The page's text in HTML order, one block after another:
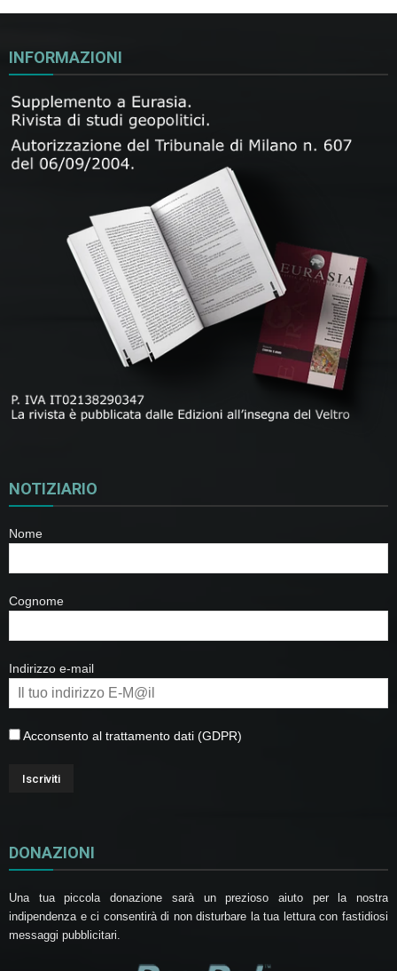
INFORMAZIONI
NOTIZIARIO
Nome
Cognome
Indirizzo e-mail
Acconsento al trattamento dati (GDPR)
DONAZIONI
Una tua piccola donazione sarà un prezioso aiuto per la nostra
indipendenza e ci consentirà di non disturbare la tua lettura con fastidiosi
messaggi pubblicitari.